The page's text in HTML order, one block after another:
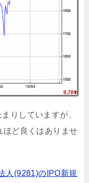
りしていますが、
ほど良くはありませ
人(9281)のIPO新規